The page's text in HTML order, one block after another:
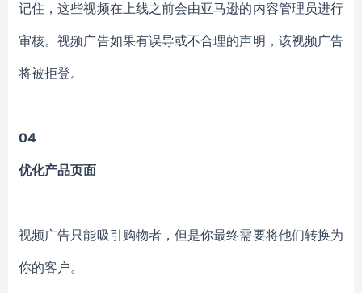
记住，这些视频在上线之前会由亚马逊的内容管理员进行
审核。视频广告如果有误导或不合理的声明，该视频广告
将被拒登。
04
优化产品页面
视频广告只能吸引购物者，但是你最终需要将他们转换为
你的客户。